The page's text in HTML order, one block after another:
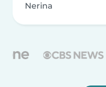
Nerina